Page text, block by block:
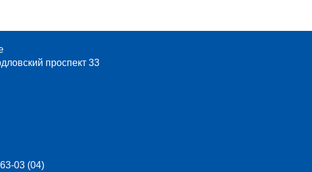
проспект 33
03 (04)